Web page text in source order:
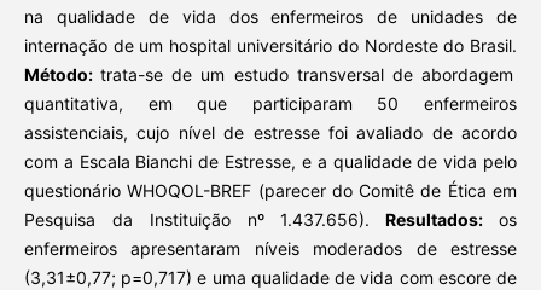
na qualidade de vida dos enfermeiros de unidades de
internação de um hospital universitário do Nordeste do Brasil.
Método:trata-se de um estudo transversal de abordagem
quantitativa, em que participaram 50 enfermeiros
assistenciais, cujo nível de estresse foi avaliado de acordo
com a Escala Bianchi de Estresse, e a qualidade de vida pelo
questionário WHOQOL-BREF (parecer do Comitê de Ética em
Pesquisa da Instituição nº 1.437.656). Resultados:os
enfermeiros apresentaram níveis moderados de estresse
(3,31±0,77; p=0,717) e uma qualidade de vida com escore de